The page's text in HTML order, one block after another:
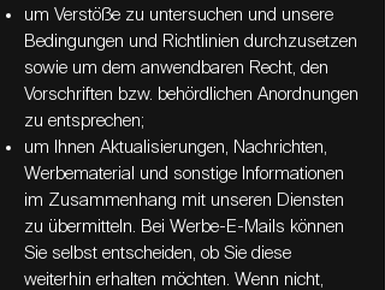
um Verstöße zu untersuchen und unsere
Bedingungen und Richtlinien durchzusetzen
sowie um dem anwendbaren Recht, den
Vorschriften bzw. behördlichen Anordnungen
zu entsprechen;
um Ihnen Aktualisierungen, Nachrichten,
Werbematerial und sonstige Informationen
im Zusammenhang mit unseren Diensten
zu übermitteln. Bei Werbe-E-Mails können
Sie selbst entscheiden, ob Sie diese
weiterhin erhalten möchten. Wenn nicht,